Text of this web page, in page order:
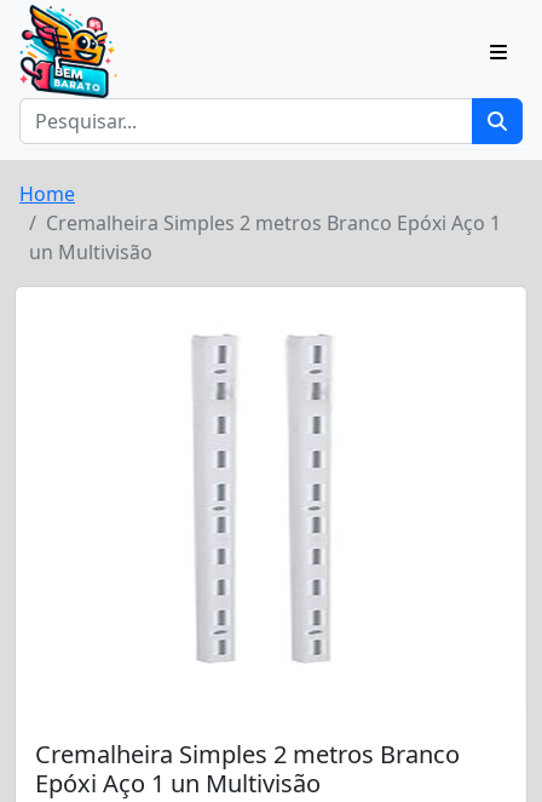
Home
Cremalheira Simples 2 metros Branco Epóxi Aço 1
un Multivisão
Cremalheira Simples 2 metros Branco
Epóxi Aço 1 un Multivisão